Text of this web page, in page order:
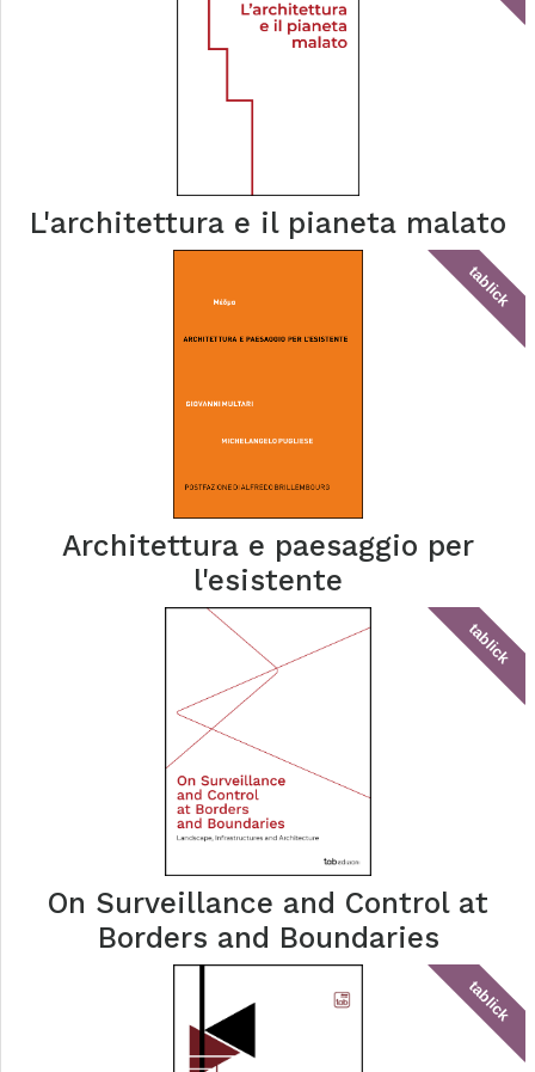
L'architettura e il pianeta malato
tablick
Architettura e paesaggio per
l'esistente
tablick
On Surveillance and Control at
Borders and Boundaries
tablick